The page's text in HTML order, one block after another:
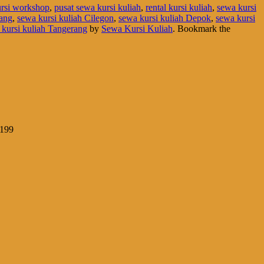
workshop, pusat sewa kursi kuliah, rental kursi kuliah, sewa kursi
, sewa kursi kuliah Cilegon, sewa kursi kuliah Depok, sewa kursi
kursi kuliah Tangerang by Sewa Kursi Kuliah. Bookmark the